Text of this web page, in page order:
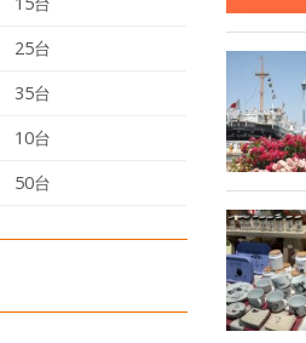
25台
35台
10台
50台